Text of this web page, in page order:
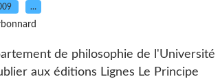
…
de philosophie de l'Université
aux éditions Lignes Le Principe